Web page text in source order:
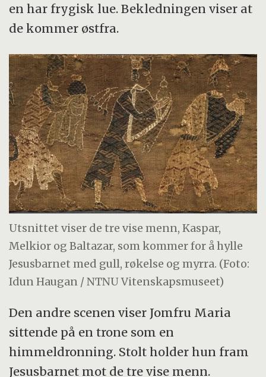
en har frygisk lue. Bekledningen viser at
de kommer østfra.
Utsnittet viser de tre vise menn, Kaspar,
Melkior og Baltazar, som kommer for å hylle
Jesusbarnet med gull, røkelse og myrra. (Foto:
Idun Haugan / NTNU Vitenskapsmuseet)
Den andre scenen viser Jomfru Maria
sittende på en trone som en
himmeldronning. Stolt holder hun fram
Jesusbarnet mot de tre vise menn.